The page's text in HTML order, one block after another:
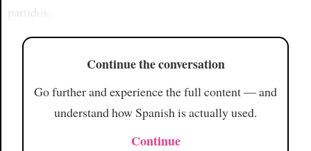
partidos.
Continue the conversation
Go further and experience the full content — and
understand how Spanish is actually used.
Continue